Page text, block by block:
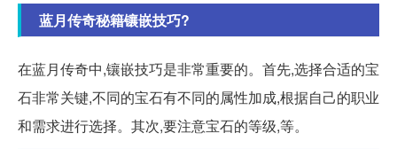
蓝月传奇秘籍镶嵌技巧?
在蓝月传奇中,镶嵌技巧是非常重要的。首先,选择合适的宝
石非常关键,不同的宝石有不同的属性加成,根据自己的职业
和需求进行选择。其次,要注意宝石的等级,等。